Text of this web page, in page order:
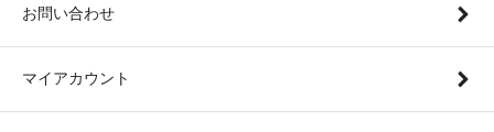
お問い合わせ
マイアカウント